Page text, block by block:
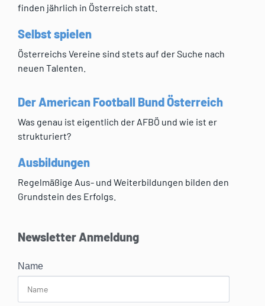
finden jährlich in Österreich statt.
Selbst spielen
Österreichs Vereine sind stets auf der Suche nach
neuen Talenten.
Der American Football Bund Österreich
Was genau ist eigentlich der AFBÖ und wie ist er
strukturiert?
Ausbildungen
Regelmäßige Aus- und Weiterbildungen bilden den
Grundstein des Erfolgs.
Newsletter Anmeldung
Name